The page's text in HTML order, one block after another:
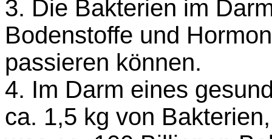
3. Die Bakterien im
Bodenstoffe und
passieren können.
4. Im Darm eines
ca. 1,5 kg von Bakterien,